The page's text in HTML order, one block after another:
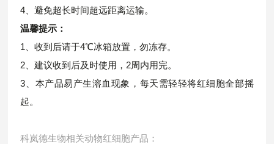
4、避免超长时间超远距离运输。
温馨提示：
1、收到后请于4℃冰箱放置，勿冻存。
2、建议收到后及时使用，2周内用完。
3、本产品易产生溶血现象，每天需轻轻将红细胞全部摇
起。
科岚德生物相关动物红细胞产品：